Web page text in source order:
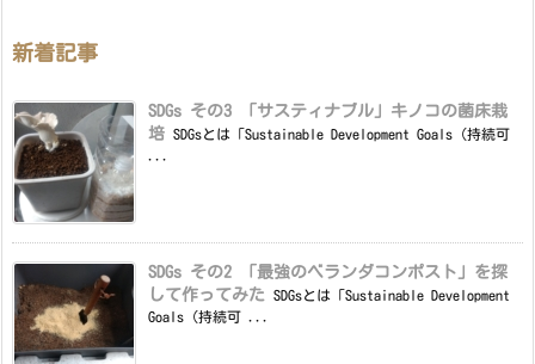
新着記事
SDGs その3 「サスティナブル」キノコの菌床栽
培 SDGsとは「Sustainable Development Goals（持続可
SDGs その2 「最強のベランダコンポスト」を探
して作ってみた
SDGsとは「Sustainable Development
Goals（持続可 ...